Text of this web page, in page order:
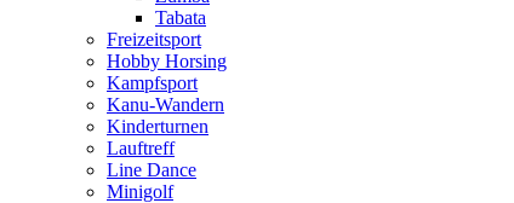
Tabata
Freizeitsport
Hobby Horsing
Kampfsport
Kanu-Wandern
Kinderturnen
Lauftreff
Line Dance
Minigolf